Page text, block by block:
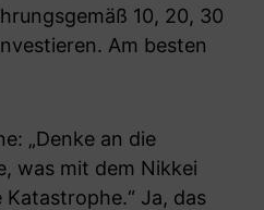
10, 20, 30
Am besten
„Denke an die
was mit dem Nikkei
Ja, das